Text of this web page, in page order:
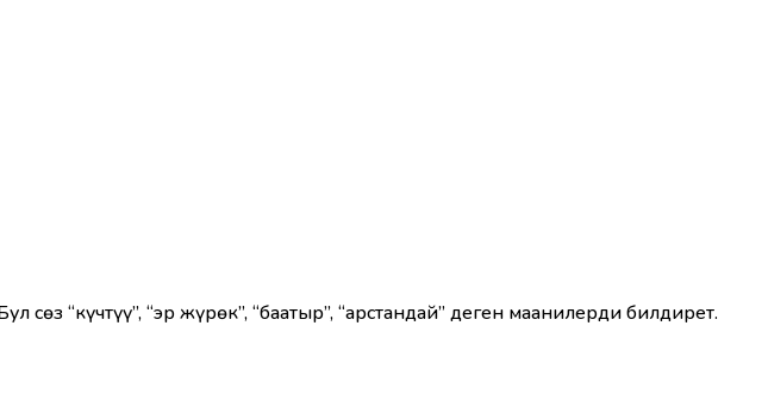
сөз “күчтүү”, “эр жүрөк”, “баатыр”, “арстандай” деген маанилерди билдирет.